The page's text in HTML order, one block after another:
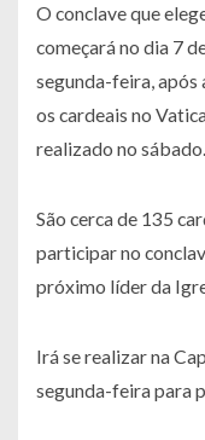
O conclave que
começará no dia 7
segunda-feira, após
os cardeais no
realizado no sábado.
São cerca de 135
participar no
próximo líder da
Irá se realizar na
segunda-feira para